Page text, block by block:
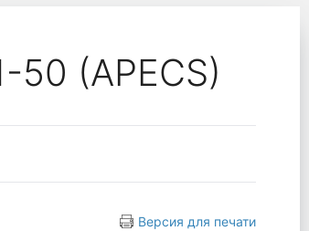
50 (APECS)
Версия для печати